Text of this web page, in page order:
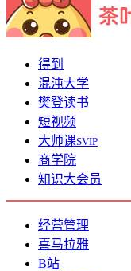
得到
混沌大学
樊登读书
短视频
大师课SVIP
商学院
知识大会员
经营管理
喜马拉雅
B站